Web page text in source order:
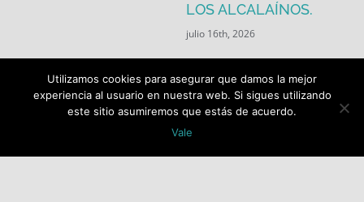
LOS ALCALAÍNOS.
julio 16th, 2026
Utilizamos cookies para asegurar que damos la mejor
experiencia al usuario en nuestra web. Si sigues utilizando
este sitio asumiremos que estás de acuerdo.
Vale